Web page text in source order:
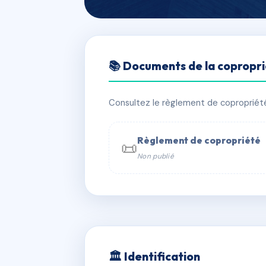
Perle des
📍 523 rte de sallanches 74920
📞 Contacter Syndic Digital
📚 Documents de la
Consultez le règlement de
📜Règlement de copropriété
Non publié
🏛 Identification